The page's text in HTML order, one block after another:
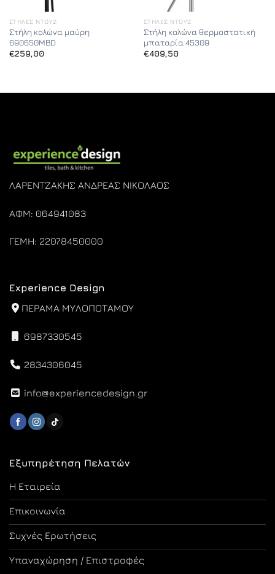
ΣΤΉΛΕΣ ΝΤΟΥΖ
Στήλη κολώνα μαύρη
690650MBD
€259,00
ΣΤΉΛΕΣ ΝΤΟΥΖ
Στήλη κολώνα θερμοστατική
μπαταρία 45309
€409,50
ΛΑΡΕΝΤΖΑΚΗΣ ΑΝΔΡΕΑΣ ΝΙΚΟΛΑΟΣ
ΑΦΜ: 064941083
ΓΕΜΗ: 22078450000
Εξυπηρέτηση Πελατών
Η Εταιρεία
Επικοινωνία
Συχνές Ερωτήσεις
Υπαναχώρηση / Επιστροφές
Experience Design
ΠΕΡΑΜΑ ΜΥΛΟΠΟΤΑΜΟΥ
6987330545
2834306045
info@experiencedesign.gr